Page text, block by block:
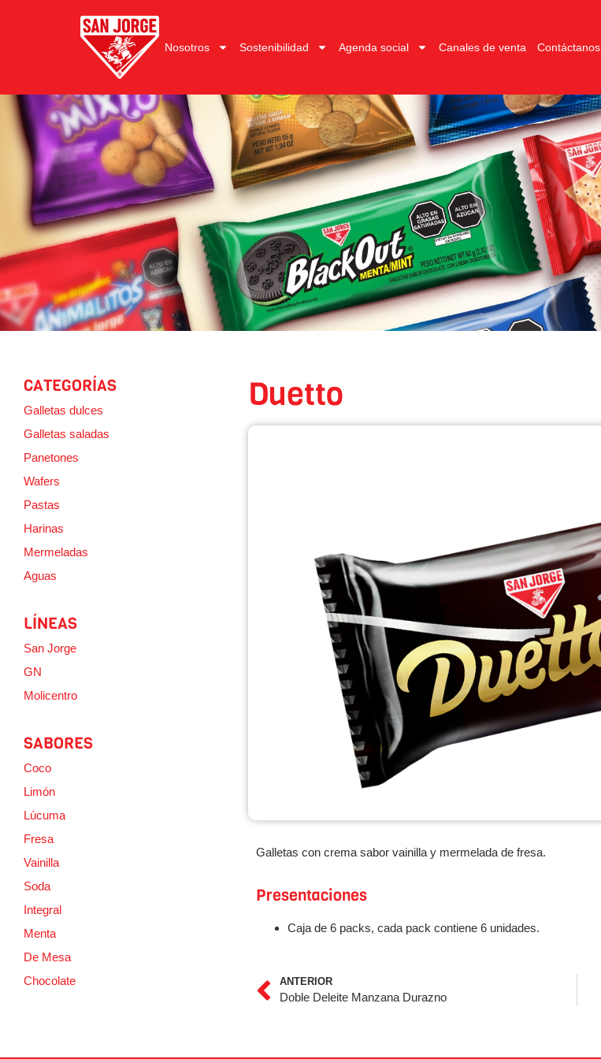
Nosotros Sostenibilidad Agenda social Canales de venta Contáctanos
CATEGORÍAS
Galletas dulces
Galletas saladas
Panetones
Wafers
Pastas
Harinas
Mermeladas
Aguas
LÍNEAS
San Jorge
GN
Molicentro
SABORES
Coco
Limón
Lúcuma
Fresa
Vainilla
Soda
Integral
Menta
De Mesa
Chocolate
Duetto
Galletas con crema sabor vainilla y mermelada de fresa.
Presentaciones
Caja de 6 packs, cada pack contiene 6 unidades.
ANTERIOR
Doble Deleite Manzana Durazno